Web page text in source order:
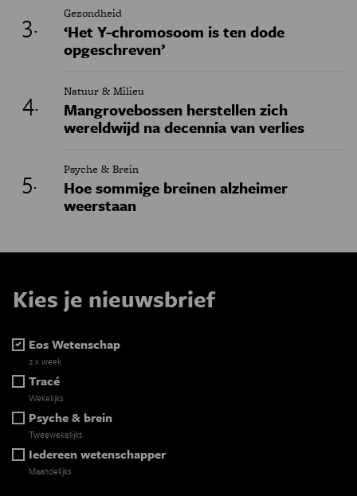
Gezondheid
‘Het Y-chromosoom is ten dode
opgeschreven’
Natuur & Milieu
Mangrovebossen herstellen zich
wereldwijd na decennia van verlies
Psyche & Brein
Hoe sommige breinen alzheimer
weerstaan
Kies je nieuwsbrief
Eos Wetenschap
2 x week
Tracé
Wekelijks
Psyche & brein
Tweewekelijks
Iedereen wetenschapper
Maandelijks